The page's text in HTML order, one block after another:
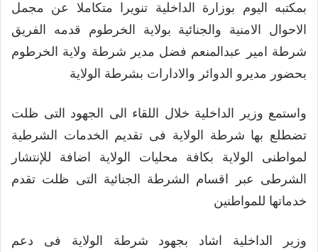
بمكتبه اليوم بوزارة الداخلية تنويرا متكاملا عن مجمل
الاحوال الامنية والجنائية بولاية الخرطوم قدمه الفريق
شرطة امير عبدالمنعم فضل مدير شرطة ولاية الخرطوم
بحضور مديرو الدوائر والادارات بشرطة الولاية
واستمع وزير الداخلية خلال اللقاء الى الجهود التى ظلت
تضطلع بها شرطة الولاية فى تقديم الخدمات الشرطية
لمواطنى الولاية بكافة محليات الولاية اضافة للإنتشار
الشرطى عبر اقسام الشرطة الجنائية التى ظلت تقدم
خدماتها للمواطنين
وزير الداخلية اشاد بجهود شرطة الولاية فى دعم